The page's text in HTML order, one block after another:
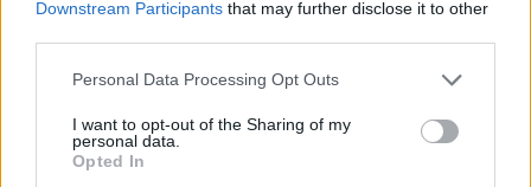
Downstream Participants that may further disclose it to other
Please note that this website/app uses one or more Google
not limited to your visit or usage behaviour. You may click to
grant or deny consent to Google and its third-party tags to
use your data for below specified purposes in below Google
Personal Data Processing Opt Outs
I want to opt-out of the Sharing of my
personal data.
Opted In
Παράλληλα, η Ford εξασφαλίζει επιπλέον ευκολία όσον
αφορά την απόκτησή του, με ανταγωνιστικά χρηματοδοτικά
χαμηλό επιτόκιο 3,99%2 και, ανάλογα με τις επιθυμίες του
πελάτη, ελάχιστη προκαταβολή από 5.982€, μηνιαία δόση